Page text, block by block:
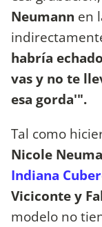
Neumann en
habría
vas y no te
esa gorda'".
Tal como
Nicole
Indiana
Viciconte y
modelo no